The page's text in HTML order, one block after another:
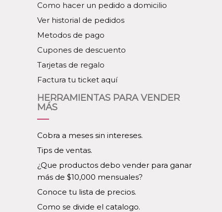
Como hacer un pedido a domicilio
Ver historial de pedidos
Metodos de pago
Cupones de descuento
Tarjetas de regalo
Factura tu ticket aquí
HERRAMIENTAS PARA VENDER
MÁS
Cobra a meses sin intereses.
Tips de ventas.
¿Que productos debo vender para ganar
más de $10,000 mensuales?
Conoce tu lista de precios.
Como se divide el catalogo.